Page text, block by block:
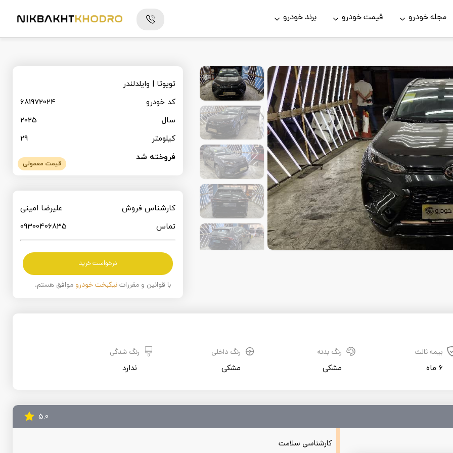
مجله خودرو قیمت خودرو
برند خودرو
تویوتا | وایلدلندر
کد خودرو
681972024
سال
2025
کیلومتر
29
فروخته شد
قیمت معمولی
کارشناس فروش
علیرضا امینی
تماس
09300406835
درخواست خرید
با قوانین و مقرراتنیکبخت خودرو موافق هستم.
بیمه ثالث
6 ماه
رنگ بدنه
مشکی
رنگ داخلی
مشکی
رنگ شدگی
5.0
کارشناسی سلامت